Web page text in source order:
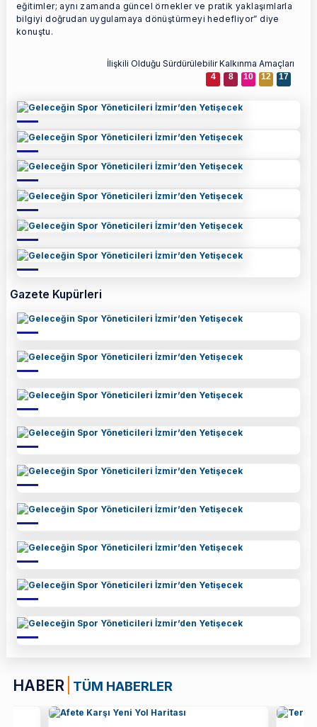
eğitimler; aynı zamanda güncel örnekler ve pratik yaklaşımlarla
bilgiyi doğrudan uygulamaya dönüştürmeyi hedefliyor” diye
konuştu.
İlişkili Olduğu Sürdürülebilir Kalkınma Amaçları
4 8 10 12 17
Gazete Kupürleri
HABER TÜM HABERLER